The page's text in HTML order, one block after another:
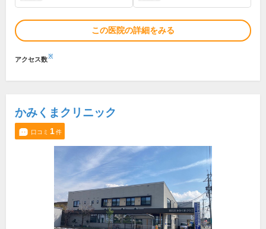
この医院の詳細をみる
アクセス数※
かみくまクリニック
口コミ 1件